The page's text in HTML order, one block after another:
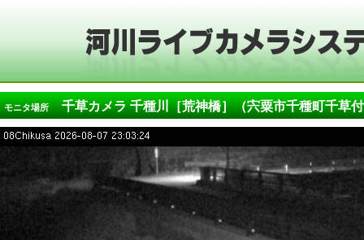
モニタ場所千草カメラ 千種川［荒神橋］（宍粟市千種町千草